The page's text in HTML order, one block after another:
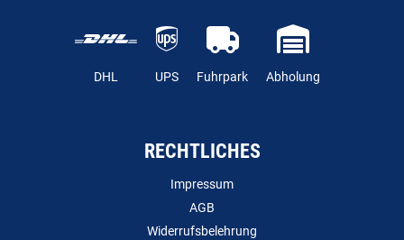
DHL UPS Fuhrpark Abholung
RECHTLICHES
Impressum
AGB
Widerrufsbelehrung